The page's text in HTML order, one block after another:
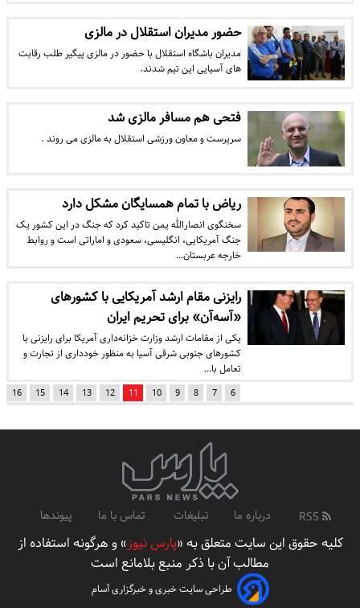
حضور مدیران استقلال در مالزی
مدیران باشگاه استقلال با حضور در مالزی پیگیر طلب رقابت
های آسیایی این تیم شدند.
فتحی هم مسافر مالزی شد
سرپرست و معاون ورزشی استقلال به مالزی می روند .
ریاض با تمام همسایگان مشکل دارد
سخنگوی انصارالله یمن تاکید کرد که جنگ در این کشور یک
جنگ آمریکایی، انگلیسی، سعودی و اماراتی است و روابط
خارجه عربستان…
رایزنی مقام ارشد آمریکایی با کشورهای
«آسه‌آن» برای تحریم ایران
یکی از مقامات ارشد وزارت خزانه‌داری آمریکا برای رایزنی با
کشورهای جنوبی شرقی آسیا به منظور خودداری از تجارت و
تعامل با…
6
7
8
9
10
11
12
13
14
15
16
درباره ما تبلیغات تماس با ما پیوندها
کلیه حقوق این سایت متعلق به «پارس نیوز» و هرگونه استفاده از
مطالب آن با ذکر منبع بلامانع است
طراحی سایت خبری و خبرگزاری آسام